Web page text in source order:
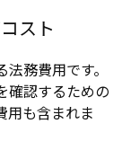
スト
務費用です。
確認するための
用も含まれま